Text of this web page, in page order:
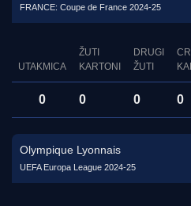
FRANCE: Coupe de France 2024-25
UTAKMICA
ŽUTI
KARTONI
DRUGI
ŽUTI
0 0 0 0
Olympique Lyonnais
UEFA Europa League 2024-25